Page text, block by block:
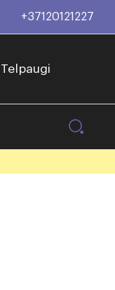
+37120121227
Telpaugi